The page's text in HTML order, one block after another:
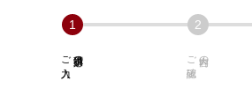
必須項目の
ご入力 内容の
ご確認